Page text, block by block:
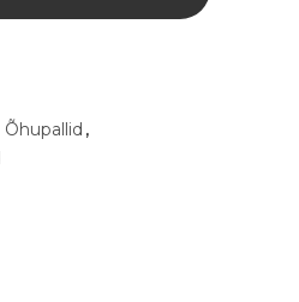
Õhupallid ,